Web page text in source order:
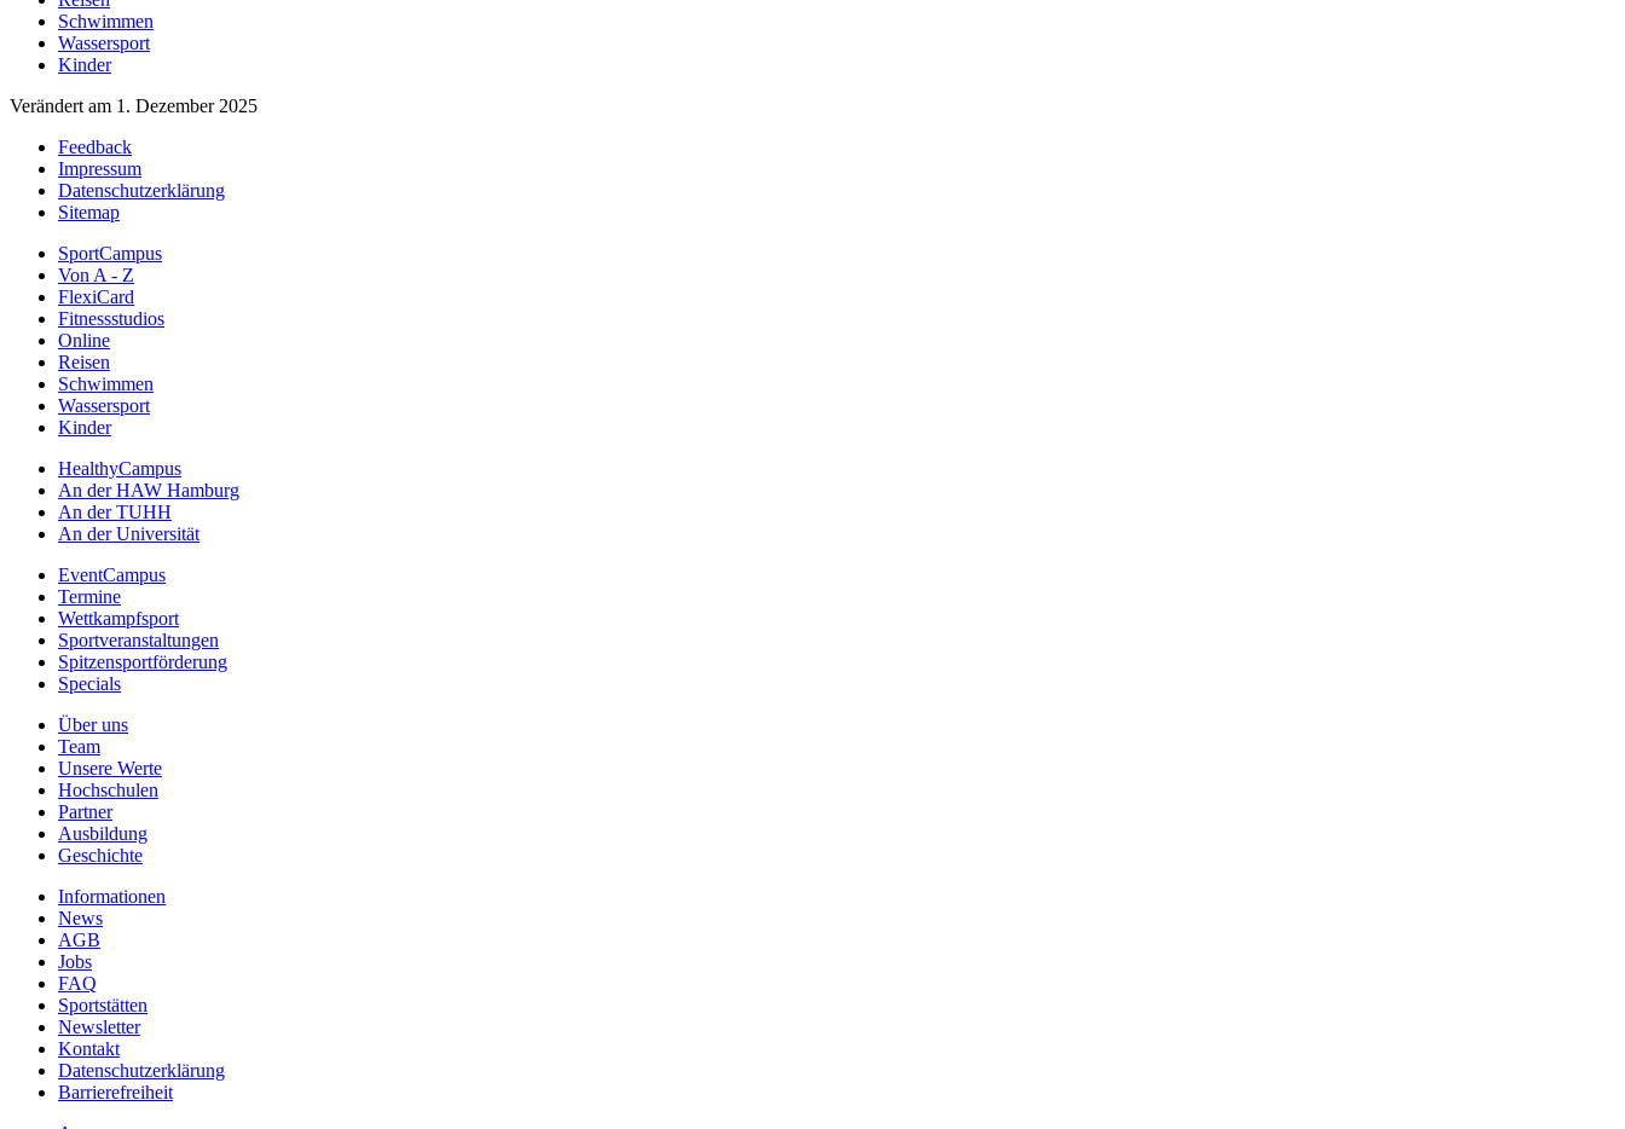
Schwimmen
Wassersport
Kinder
Verändert am 1. Dezember 2025
Feedback
Impressum
Datenschutzerklärung
Sitemap
SportCampus
Von A - Z
FlexiCard
Fitnessstudios
Online
Reisen
Schwimmen
Wassersport
Kinder
HealthyCampus
An der HAW Hamburg
An der TUHH
An der Universität
EventCampus
Termine
Wettkampfsport
Sportveranstaltungen
Spitzensportförderung
Specials
Über uns
Team
Unsere Werte
Hochschulen
Partner
Ausbildung
Geschichte
Informationen
News
AGB
Jobs
FAQ
Sportstätten
Newsletter
Kontakt
Datenschutzerklärung
Barrierefreiheit